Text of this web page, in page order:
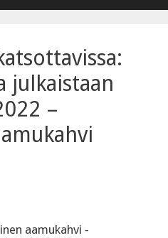
julkaistaan
–
aamukahvi -